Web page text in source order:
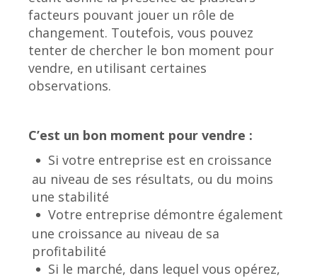
facteurs pouvant jouer un rôle de
changement. Toutefois, vous pouvez
tenter de chercher le bon moment pour
vendre, en utilisant certaines
observations.
C’est un bon moment pour vendre :
Si votre entreprise est en croissance
au niveau de ses résultats, ou du moins
une stabilité
Votre entreprise démontre également
une croissance au niveau de sa
profitabilité
Si le marché, dans lequel vous opérez,